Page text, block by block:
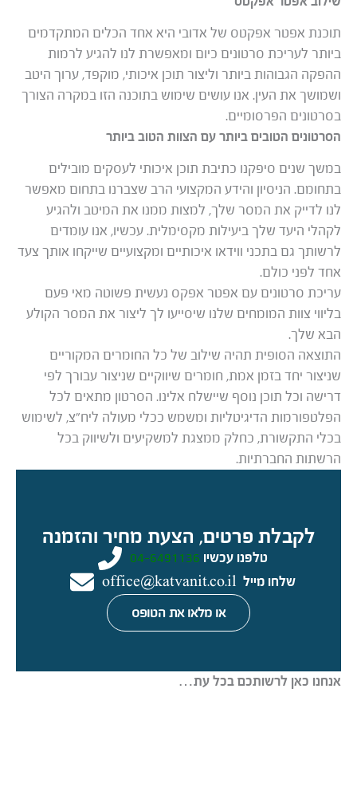
תוכנת אפטר אפקטס של אדובי היא אחד הכלים המתקדמים
ביותר לעריכת סרטונים כיום ומאפשרת לנו להגיע לרמות
ההפקה הגבוהות ביותר וליצור תוכן איכותי, מוקפד, ערוך היטב
ושמושך את העין. אנו עושים שימוש בתוכנה הזו במקרה הצורך
בסרטונים הפרסומיים.
הסרטונים הטובים ביותר עם הצוות הטוב ביותר
במשך שנים סיפקנו כתיבת תוכן איכותי לעסקים מובילים
בתחומם. הניסיון והידע המקצועי הרב שצברנו בתחום מאפשר
לנו לדייק את המסר שלך, למצות ממנו את המיטב ולהגיע
לקהלי היעד שלך ביעילות מקסימלית. עכשיו, אנו עומדים
לרשותך גם בתכני ווידאו איכותיים ומקצועיים שייקחו אותך צעד
אחד לפני כולם.
עריכת סרטונים עם אפטר אפקס נעשית פשוטה מאי פעם
בליווי צוות המומחים שלנו שיסייעו לך ליצור את המסר הקולע
הבא שלך.
התוצאה הסופית תהיה שילוב של כל החומרים המקוריים
שניצור יחד בזמן אמת, חומרים שיווקיים שניצור עבורך לפי
דרישה וכל תוכן נוסף שיישלח אלינו. הסרטון מתאים לכל
הפלטפורמות הדיגיטליות ומשמש ככלי מעולה ליח”צ, לשימוש
בכלי התקשורת, כחלק ממצגת למשקיעים ולשיווק בכל
הרשתות החברתיות.
לקבלת פרטים, הצעת מחיר והזמנה
טלפנו עכשיו 04-6491136
שלחו מייל office@katvanit.co.il
או מלאו את הטופס
אנחנו כאן לרשותכם בכל עת…